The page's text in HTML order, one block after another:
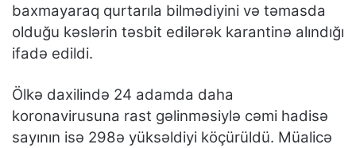
baxmayaraq qurtarıla bilmədiyini və təmasda
olduğu kəslərin təsbit edilərək karantinə alındığı
ifadə edildi.
Ölkə daxilində 24 adamda daha
koronavirusuna rast gəlinməsiylə cəmi hadisə
sayının isə 298ə yüksəldiyi köçürüldü. Müalicə